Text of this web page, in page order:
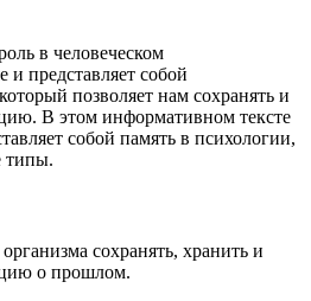
в человеческом
и представляет собой
позволяет нам сохранять и
В этом информативном тексте
собой память в психологии,
типы.
сохранять, хранить и
о прошлом.